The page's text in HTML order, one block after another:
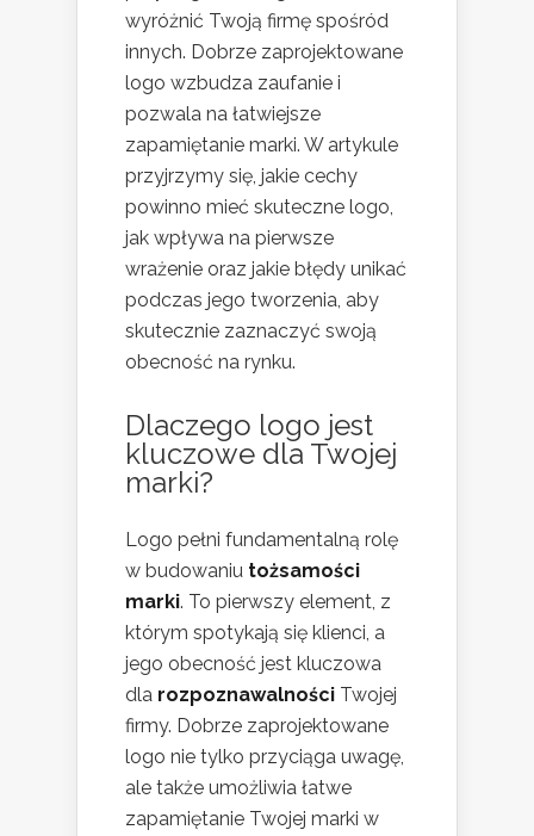
wyróżnić Twoją firmę spośród
innych. Dobrze zaprojektowane
logo wzbudza zaufanie i
pozwala na łatwiejsze
zapamiętanie marki. W artykule
przyjrzymy się, jakie cechy
powinno mieć skuteczne logo,
jak wpływa na pierwsze
wrażenie oraz jakie błędy unikać
podczas jego tworzenia, aby
skutecznie zaznaczyć swoją
obecność na rynku.
Dlaczego logo jest
kluczowe dla Twojej
marki?
Logo pełni fundamentalną rolę
w budowaniu tożsamości
marki. To pierwszy element, z
którym spotykają się klienci, a
jego obecność jest kluczowa
dla rozpoznawalności Twojej
firmy. Dobrze zaprojektowane
logo nie tylko przyciąga uwagę,
ale także umożliwia łatwe
zapamiętanie Twojej marki w